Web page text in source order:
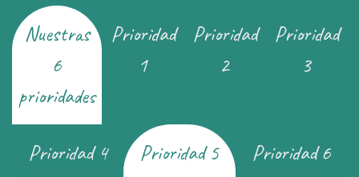
Nuestras
6
prioridades
Prioridad
1
Prioridad
2
Prioridad
3
Prioridad 4 Prioridad 5 Prioridad 6